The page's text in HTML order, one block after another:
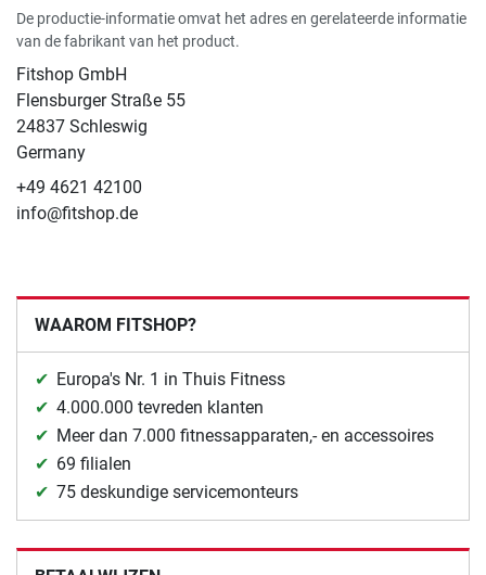
De productie-informatie omvat het adres en gerelateerde informatie
van de fabrikant van het product.
Fitshop GmbH
Flensburger Straße 55
24837 Schleswig
Germany
+49 4621 42100
info@fitshop.de
WAAROM FITSHOP?
Europa's Nr. 1 in Thuis Fitness
4.000.000 tevreden klanten
Meer dan 7.000 fitnessapparaten,- en accessoires
69 filialen
75 deskundige servicemonteurs